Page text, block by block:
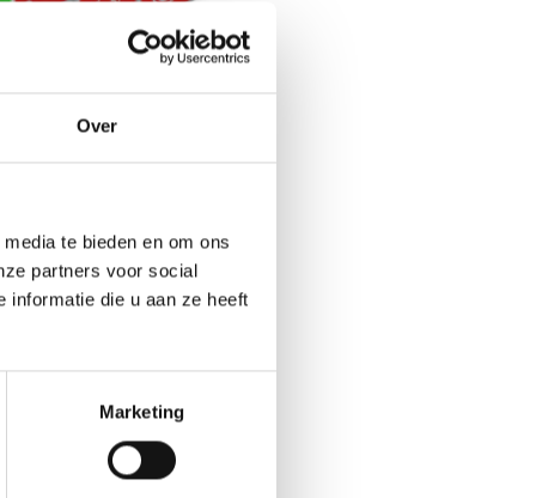
Over
te bieden en om ons
partners voor social
informatie die u aan ze heeft
Marketing
niet meer aan.
Platform (KOP)
hard aan een
ondernemers.